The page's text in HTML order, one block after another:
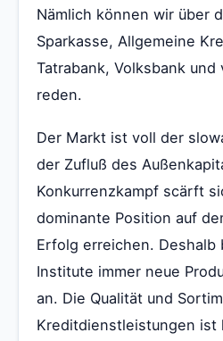
Nämlich können wir über
Sparkasse, Allgemeine
Tatrabank, Volksbank und
reden.
Der Markt ist voll der
der Zufluß des
Konkurrenzkampf scärft
dominante Position auf
Erfolg erreichen. Deshalb
Institute immer neue
an. Die Qualität und
Kreditdienstleistungen ist